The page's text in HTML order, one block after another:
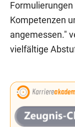
Kompetenzen
angemessen."
vielfältige